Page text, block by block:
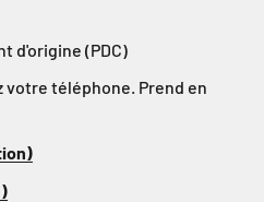
d'origine (PDC)
votre téléphone. Prend en